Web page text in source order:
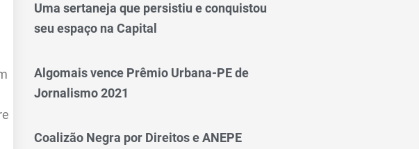
Uma sertaneja que persistiu e conquistou
seu espaço na Capital
Algomais vence Prêmio Urbana-PE de
Jornalismo 2021
Coalizão Negra por Direitos e ANEPE